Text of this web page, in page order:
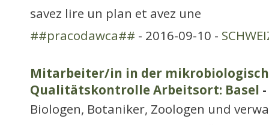
savez lire un plan et avez une
##pracodawca## - 2016-09-10 -
Mitarbeiter/in in der
Qualitätskontrolle Arbeitsort: Basel
Biologen, Botaniker, Zoologen und